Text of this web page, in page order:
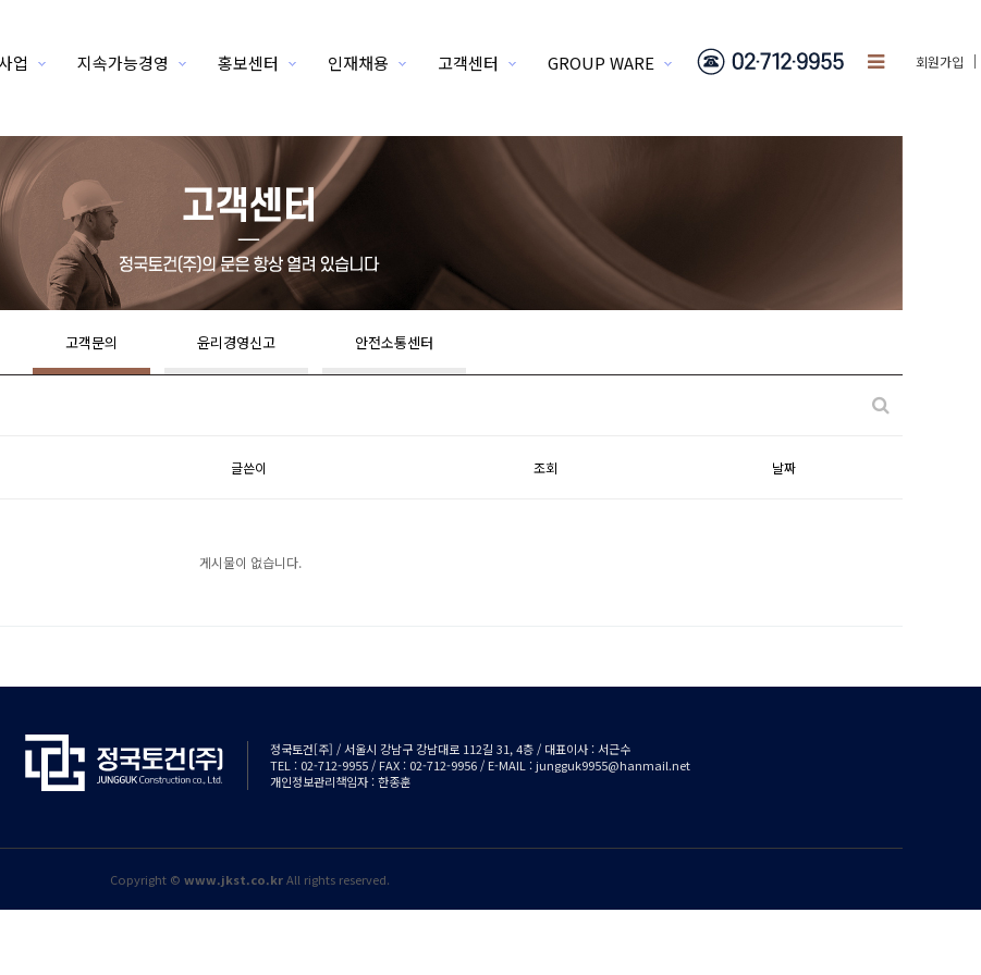
회원가입
업 지속가능경영 홍보센터 인재채용 고객센터 GROUP WARE
고객문의 윤리경영신고 안전소통센터
글쓴이 조회 날짜
게시물이 없습니다.
정국토건[주] / 서울시 강남구 강남대로 112길 31, 4층 / 대표이사 : 서근수
TEL : 02-712-9955 / FAX : 02-712-9956 / E-MAIL : jungguk9955@hanmail.net
개인정보관리책임자 : 한종훈
Copyright © www.jkst.co.krAll rights reserved.